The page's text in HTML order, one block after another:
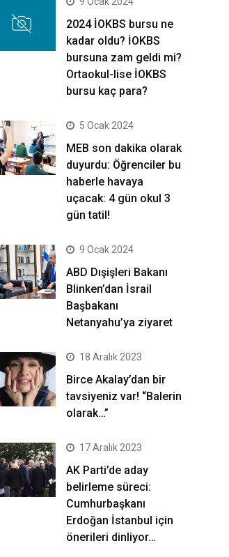
2024 İOKBS bursu ne
kadar oldu? İOKBS
bursuna zam geldi mi?
Ortaokul-lise İOKBS
bursu kaç para?
5 Ocak 2024
MEB son dakika olarak
duyurdu: Öğrenciler bu
haberle havaya
uçacak: 4 gün okul 3
gün tatil!
9 Ocak 2024
ABD Dışişleri Bakanı
Blinken’dan İsrail
Başbakanı
Netanyahu’ya ziyaret
18 Aralık 2023
Birce Akalay’dan bir
tavsiyeniz var! “Balerin
olarak…”
17 Aralık 2023
AK Parti’de aday
belirleme süreci:
Cumhurbaşkanı
Erdoğan İstanbul için
önerileri dinliyor…